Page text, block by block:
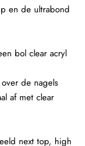
en de ultrabond
bol clear acryl
de nagels
af met clear
next top, high